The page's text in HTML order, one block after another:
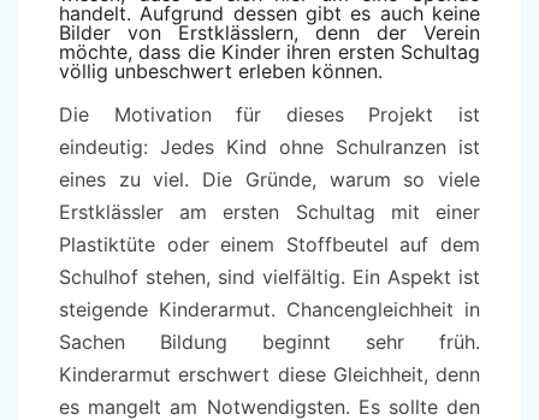
handelt. Aufgrund dessen gibt es auch keine
Bilder von Erstklässlern, denn der Verein
möchte, dass die Kinder ihren ersten Schultag
völlig unbeschwert erleben können.
Die Motivation für dieses Projekt ist
eindeutig: Jedes Kind ohne Schulranzen ist
eines zu viel. Die Gründe, warum so viele
Erstklässler am ersten Schultag mit einer
Plastiktüte oder einem Stoffbeutel auf dem
Schulhof stehen, sind vielfältig. Ein Aspekt ist
steigende Kinderarmut. Chancengleichheit in
Sachen Bildung beginnt sehr früh.
Kinderarmut erschwert diese Gleichheit, denn
es mangelt am Notwendigsten. Es sollte den